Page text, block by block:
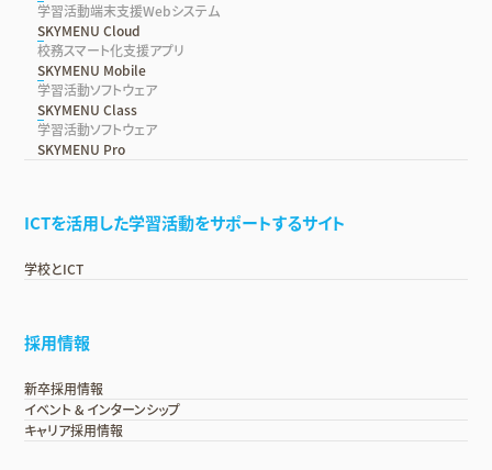
学習活動端末支援Webシステム
SKYMENU Cloud
校務スマート化支援アプリ
SKYMENU Mobile
学習活動ソフトウェア
SKYMENU Class
学習活動ソフトウェア
SKYMENU Pro
ICTを活用した学習活動をサポートするサイト
学校とICT
採用情報
新卒採用情報
イベント & インターンシップ
キャリア採用情報